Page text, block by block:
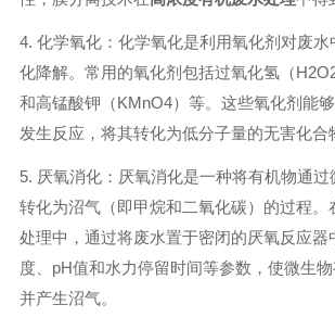
4. 化学氧化：化学氧化是利用氧化剂对废
化降解。常用的氧化剂包括过氧化氢（
和高锰酸钾（KMnO4）等。这些氧化剂能
发生反应，将其转化为低分子量的无害化合
5. 厌氧消化：厌氧消化是一种将有机物通
转化为沼气（即甲烷和二氧化碳）的过程。
处理中，通过将废水置于密闭的厌氧反应器
度、pH值和水力停留时间等参数，使微生物
并产生沼气。